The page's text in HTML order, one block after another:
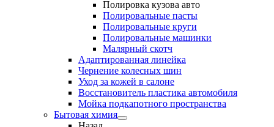
Полировка кузова авто
Полировальные пасты
Полировальные круги
Полировальные машинки
Малярный cкотч
Адаптированная линейка
Чернение колесных шин
Уход за кожей в салоне
Восстановитель пластика автомобиля
Мойка подкапотного пространства
Бытовая химия